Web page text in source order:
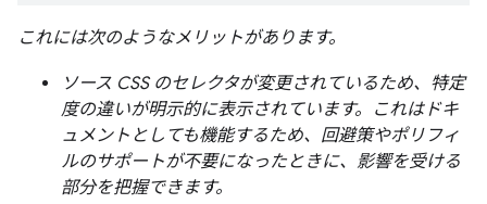
これには次のようなメリットがあります。
ソース CSS のセレクタが変更されているため、特定
度の違いが明示的に表示されています。これはドキ
ュメントとしても機能するため、回避策やポリフィ
ルのサポートが不要になったときに、影響を受ける
部分を把握できます。